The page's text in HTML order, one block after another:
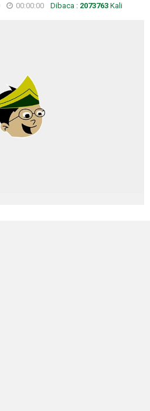
00:00:00 Dibaca : 2073763 Kali